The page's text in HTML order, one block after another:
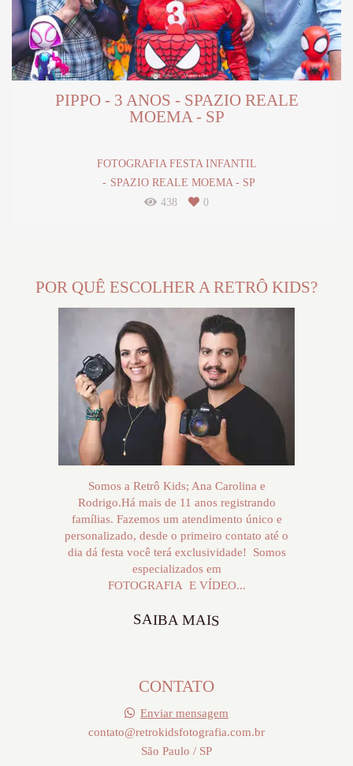
PIPPO - 3 ANOS - SPAZIO REALE
MOEMA - SP
FOTOGRAFIA FESTA INFANTIL
SPAZIO REALE MOEMA - SP
438
0
POR QUÊ ESCOLHER A RETRÔ KIDS?
Somos a Retrô Kids; Ana Carolina e
Rodrigo.Há mais de 11 anos registrando
famílias. Fazemos um atendimento único e
personalizado, desde o primeiro contato até o
dia dá festa você terá exclusividade! Somos
especializados em
FOTOGRAFIA E VÍDEO...
SAIBA MAIS
CONTATO
Enviar mensagem
contato@retrokidsfotografia.com.br
São Paulo / SP